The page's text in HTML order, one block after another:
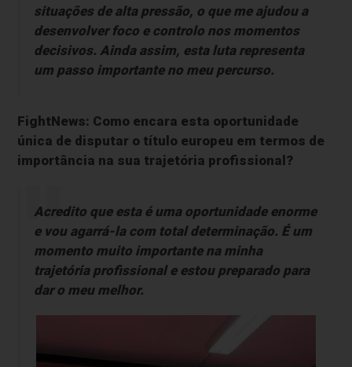
situações de alta pressão, o que me ajudou a
desenvolver foco e controlo nos momentos
decisivos. Ainda assim, esta luta representa
um passo importante no meu percurso.
FightNews: Como encara esta oportunidade
única de disputar o título europeu em termos de
importância na sua trajetória profissional?
Acredito que esta é uma oportunidade enorme
e vou agarrá-la com total determinação. É um
momento muito importante na minha
trajetória profissional e estou preparado para
dar o meu melhor.